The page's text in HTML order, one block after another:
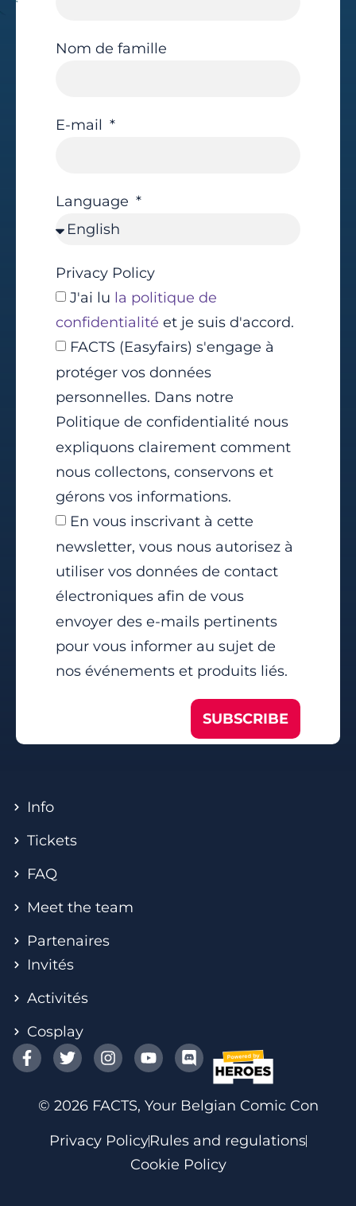
Nom de famille
E-mail
Language
Privacy Policy
J'ai lu la politique de
confidentialité et je suis d'accord.
FACTS (Easyfairs) s'engage à
protéger vos données
personnelles. Dans notre
Politique de confidentialité nous
expliquons clairement comment
nous collectons, conservons et
gérons vos informations.
En vous inscrivant à cette
newsletter, vous nous autorisez à
utiliser vos données de contact
électroniques afin de vous
envoyer des e-mails pertinents
pour vous informer au sujet de
nos événements et produits liés.
SUBSCRIBE
Info
Tickets
FAQ
Meet the team
Partenaires
Invités
Activités
Cosplay
© 2026 FACTS, Your Belgian Comic Con
Privacy PolicyRules and regulations
Cookie Policy